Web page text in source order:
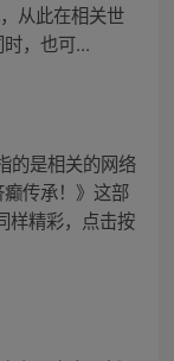
从此在相关世
，也可...
的是相关的网络
传承！》这部
样精彩，点击按